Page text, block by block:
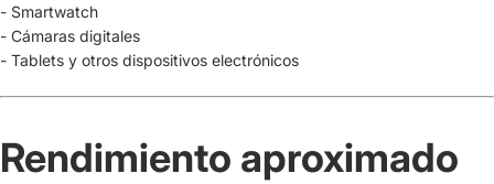
- Smartwatch
- Cámaras digitales
- Tablets y otros dispositivos electrónicos
Rendimiento aproximado